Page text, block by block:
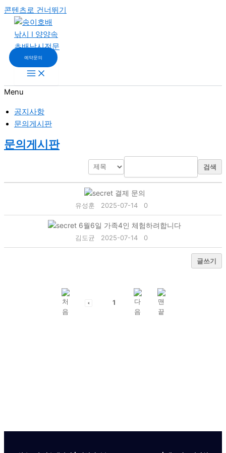
콘텐츠로 건너뛰기
예약문의
Menu
공지사항
문의게시판
문의게시판
검색
결제 문의
유성훈 2025-07-14 0
6월6일 가족4인 체험하려합니다
김도균 2025-07-14 0
글쓰기
1